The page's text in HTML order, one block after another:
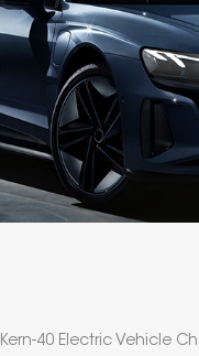
Kern-40 Electric Vehicle